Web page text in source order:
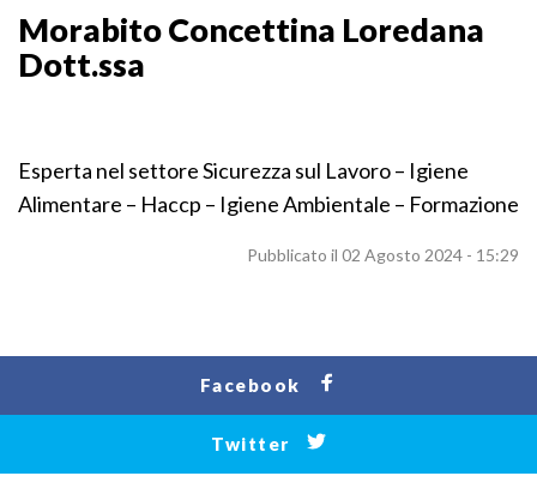
Morabito Concettina Loredana
Dott.ssa
Esperta nel settore Sicurezza sul Lavoro – Igiene
Alimentare – Haccp – Igiene Ambientale – Formazione
Pubblicato il 02 Agosto 2024 - 15:29
Facebook
Twitter